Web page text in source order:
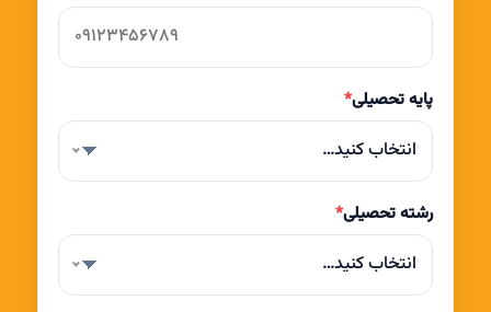
پایه تحصیلی*
انتخاب کنید…
رشته تحصیلی*
انتخاب کنید…